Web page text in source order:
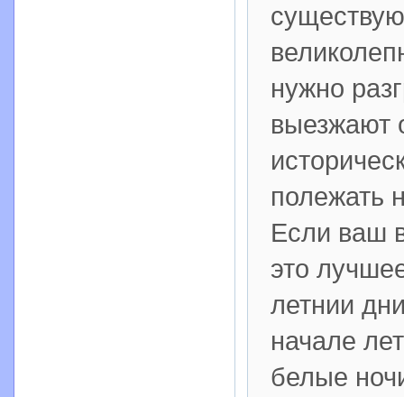
нужно
выезжают
полежать
Если ваш
это
летнии
начале
белые